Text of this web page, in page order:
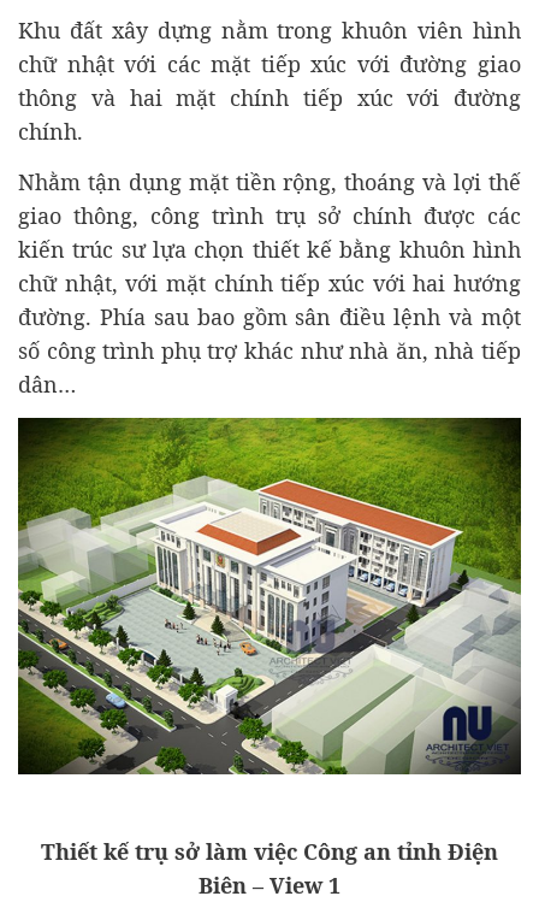
Khu đất xây dựng nằm trong khuôn viên hình
chữ nhật với các mặt tiếp xúc với đường giao
thông và hai mặt chính tiếp xúc với đường
chính.
Nhằm tận dụng mặt tiền rộng, thoáng và lợi thế
giao thông, công trình trụ sở chính được các
kiến trúc sư lựa chọn thiết kế bằng khuôn hình
chữ nhật, với mặt chính tiếp xúc với hai hướng
đường. Phía sau bao gồm sân điều lệnh và một
số công trình phụ trợ khác như nhà ăn, nhà tiếp
dân…
Thiết kế trụ sở làm việc Công an tỉnh Điện
Biên – View 1